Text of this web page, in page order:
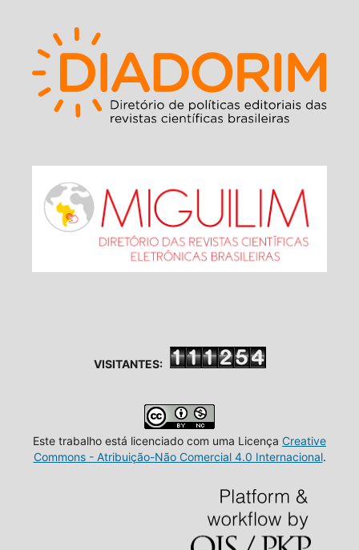
VISITANTES:
Este trabalho está licenciado com uma Licença Creative
Commons - Atribuição-Não Comercial 4.0 Internacional.